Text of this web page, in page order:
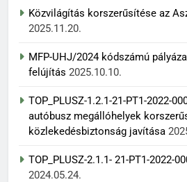
Közvilágítás korszerűsítése az
2025.11.20.
MFP-UHJ/2024 kódszámú
felújítás 2025.10.10.
TOP_PLUSZ-1.2.1-21-PT1-2022-
autóbusz megállóhelyek
közlekedésbiztonság javítása
TOP_PLUSZ-2.1.1- 21-PT1-2022-
2024.05.24.